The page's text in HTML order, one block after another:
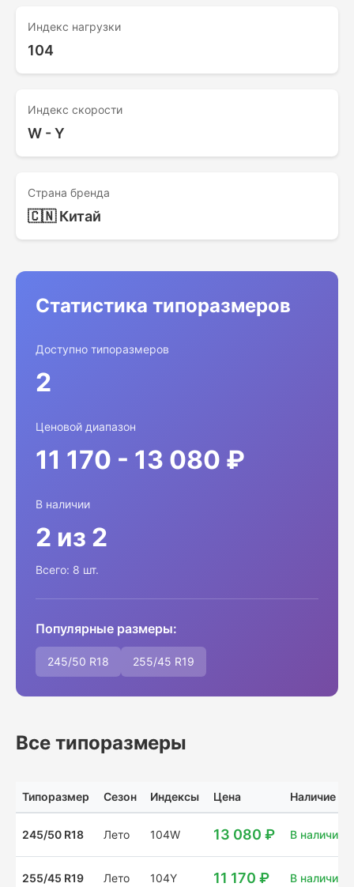
Индекс нагрузки
104
Индекс скорости
W - Y
Страна бренда
🇨🇳 Китай
Статистика типоразмеров
Доступно типоразмеров
2
Ценовой диапазон
11 170 - 13 080 ₽
В наличии
2 из 2
Всего: 8 шт.
Популярные размеры:
245/50 R18 255/45 R19
Все типоразмеры
Типоразмер Сезон Индексы Цена Наличие
245/50 R18 Лето 104W 13 080 ₽ В наличии:
255/45 R19 Лето 104Y 11 170 ₽ В наличии: